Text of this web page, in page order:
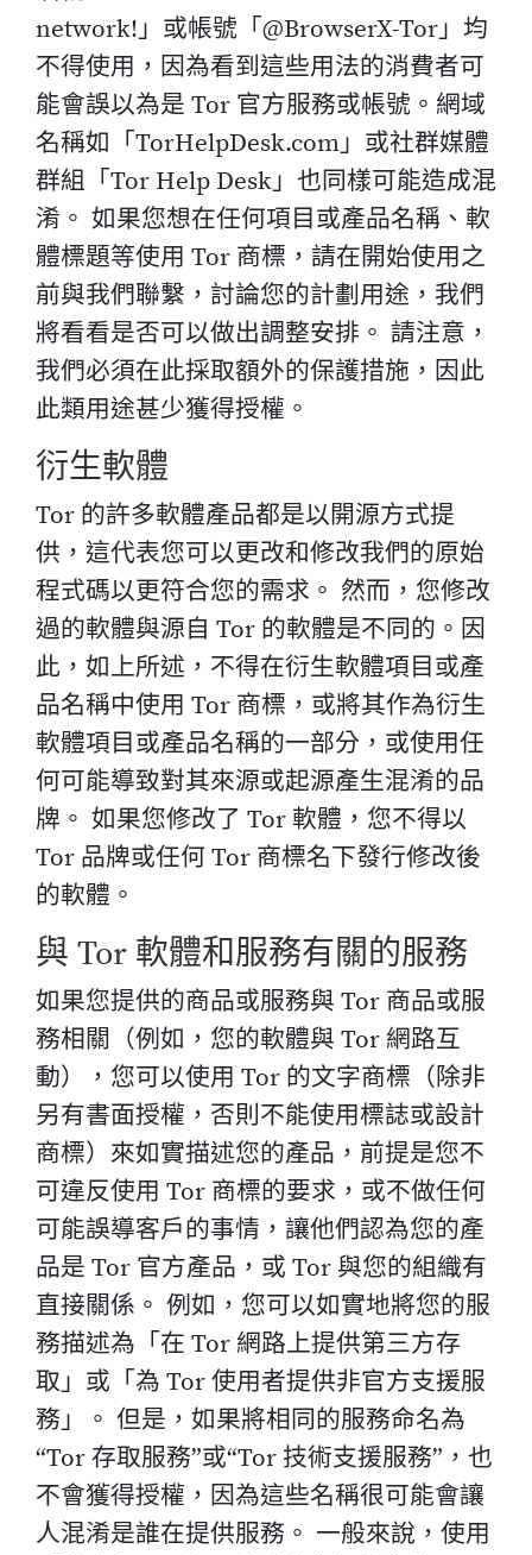
network!」或帳號「@BrowserX-Tor」均
不得使用，因為看到這些用法的消費者可
能會誤以為是 Tor 官方服務或帳號。網域
名稱如「TorHelpDesk.com」或社群媒體
群組「Tor Help Desk」也同樣可能造成混
淆。 如果您想在任何項目或產品名稱、軟
體標題等使用 Tor 商標，請在開始使用之
前與我們聯繫，討論您的計劃用途，我們
將看看是否可以做出調整安排。 請注意，
我們必須在此採取額外的保護措施，因此
此類用途甚少獲得授權。
衍生軟體
Tor 的許多軟體產品都是以開源方式提
供，這代表您可以更改和修改我們的原始
程式碼以更符合您的需求。 然而，您修改
過的軟體與源自 Tor 的軟體是不同的。因
此，如上所述，不得在衍生軟體項目或產
品名稱中使用 Tor 商標，或將其作為衍生
軟體項目或產品名稱的一部分，或使用任
何可能導致對其來源或起源產生混淆的品
牌。 如果您修改了 Tor 軟體，您不得以
Tor 品牌或任何 Tor 商標名下發行修改後
的軟體。
與 Tor 軟體和服務有關的服務
如果您提供的商品或服務與 Tor 商品或服
務相關（例如，您的軟體與 Tor 網路互
動），您可以使用 Tor 的文字商標（除非
另有書面授權，否則不能使用標誌或設計
商標）來如實描述您的產品，前提是您不
可違反使用 Tor 商標的要求，或不做任何
可能誤導客戶的事情，讓他們認為您的產
品是 Tor 官方產品，或 Tor 與您的組織有
直接關係。 例如，您可以如實地將您的服
務描述為「在 Tor 網路上提供第三方存
取」或「為 Tor 使用者提供非官方支援服
務」。 但是，如果將相同的服務命名為
“Tor 存取服務”或“Tor 技術支援服務”，也
不會獲得授權，因為這些名稱很可能會讓
人混淆是誰在提供服務。 一般來說，使用